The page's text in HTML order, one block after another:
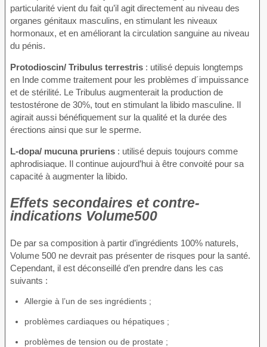
particularité vient du fait qu’il agit directement au niveau des
organes génitaux masculins, en stimulant les niveaux
hormonaux, et en améliorant la circulation sanguine au niveau
du pénis.
Protodioscin/ Tribulus terrestris : utilisé depuis longtemps
en Inde comme traitement pour les problèmes d´impuissance
et de stérilité. Le Tribulus augmenterait la production de
testostérone de 30%, tout en stimulant la libido masculine. Il
agirait aussi bénéfiquement sur la qualité et la durée des
érections ainsi que sur le sperme.
L-dopa/ mucuna pruriens : utilisé depuis toujours comme
aphrodisiaque. Il continue aujourd’hui à être convoité pour sa
capacité à augmenter la libido.
Effets secondaires et contre-
indications Volume500
De par sa composition à partir d’ingrédients 100% naturels,
Volume 500 ne devrait pas présenter de risques pour la santé.
Cependant, il est déconseillé d’en prendre dans les cas
suivants :
Allergie à l’un de ses ingrédients ;
problèmes cardiaques ou hépatiques ;
problèmes de tension ou de prostate ;